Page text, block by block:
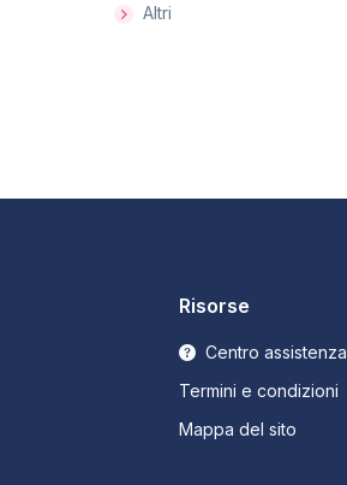
Altri
Risorse
Centro assistenza
Termini e condizioni
Mappa del sito